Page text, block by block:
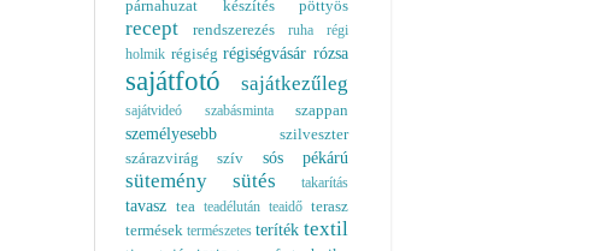
párnahuzat készítés
pöttyös
recept rendszerezés ruha
régi
holmik régiség régiségvásár rózsa
sajátfotó sajátkezűleg
sajátvideó szabásminta szappan
személyesebb
szilveszter
szárazvirág
szív sós pékárú
sütemény sütés takarítás
tavasz tea teadélután teaidő terasz
termések természetes teríték textil